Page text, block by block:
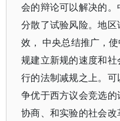
会的辩论可以解决的。
分散了试验风险。地
效， 中央总结推广，
规建立新规的速度和
行的法制减规之上。
争优于西方议会竞选的
协商、和实验的社会改